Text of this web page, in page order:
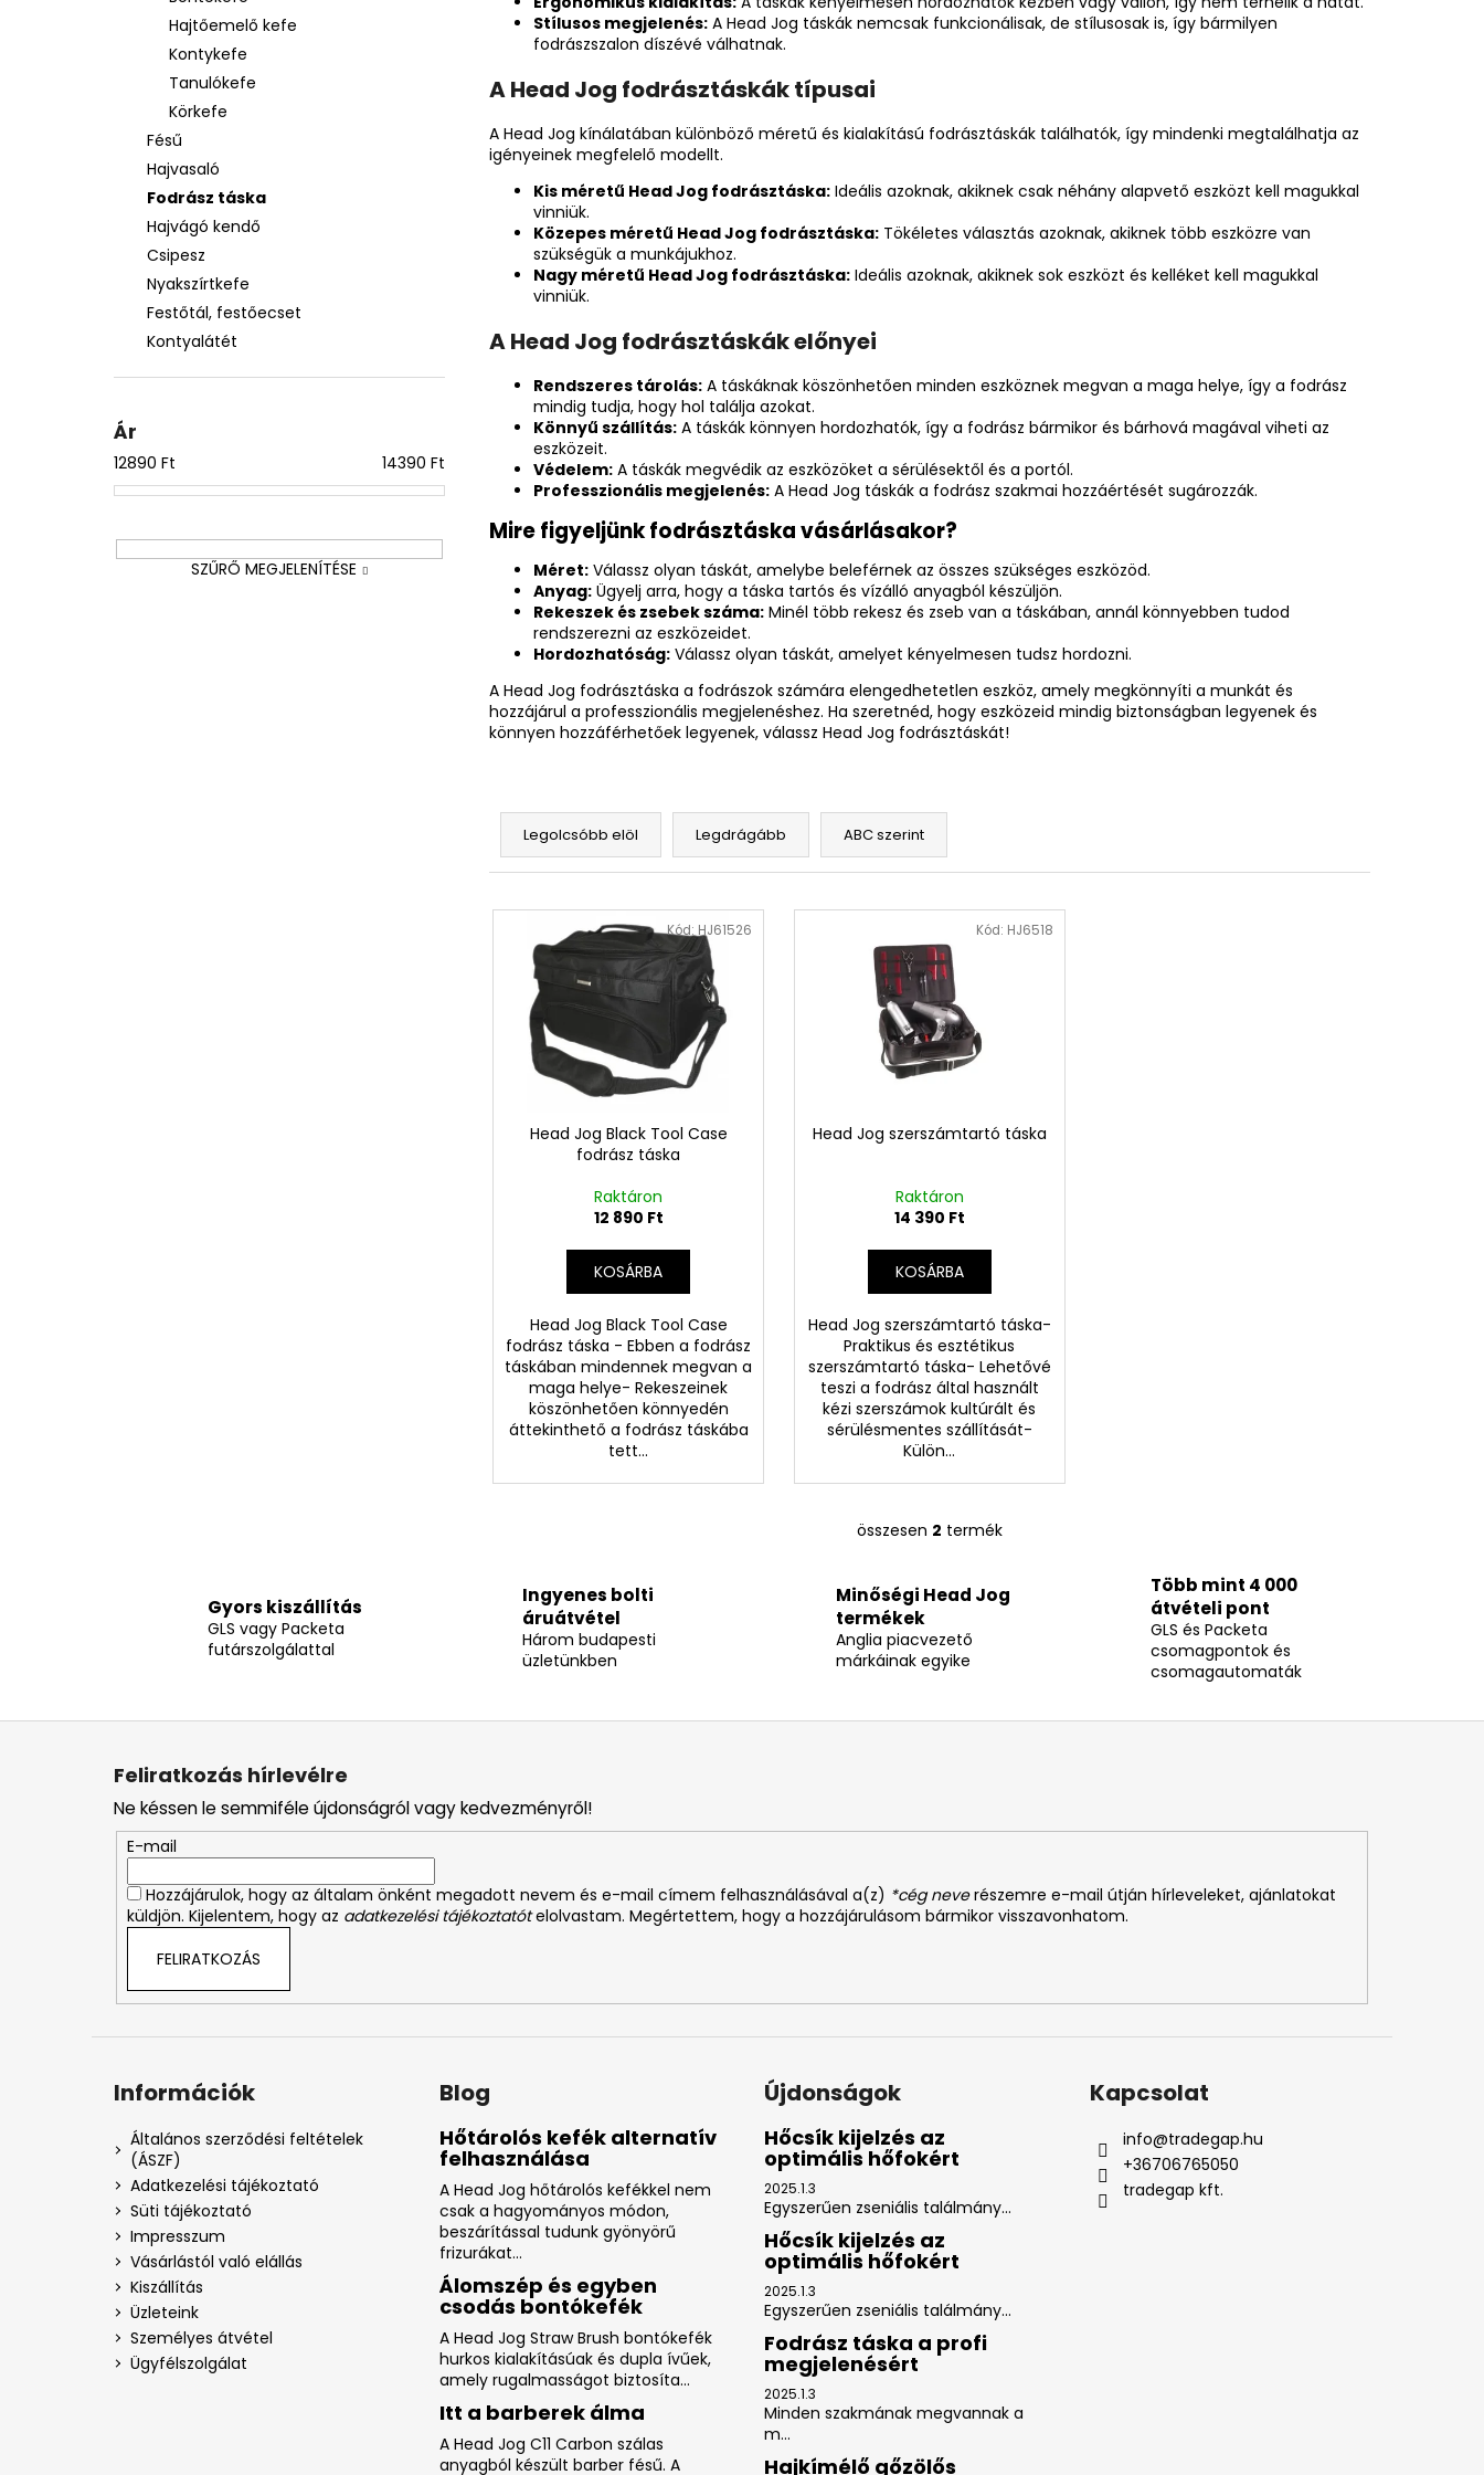
Hajtőemelő kefe
Kontykefe
Tanulókefe
Körkefe
Fésű
Hajvasaló
Fodrász táska
Hajvágó kendő
Csipesz
Nyakszírtkefe
Festőtál, festőecset
Kontyalátét
Ár
12890 Ft 14390 Ft
SZŰRŐ MEGJELENÍTÉSE
Stílusos megjelenés: A Head Jog táskák nemcsak funkcionálisak, de stílusosak is, így bármilyen
fodrászszalon díszévé válhatnak.
A Head Jog fodrásztáskák típusai
A Head Jog kínálatában különböző méretű és kialakítású fodrásztáskák találhatók, így mindenki megtalálhatja az
igényeinek megfelelő modellt.
Kis méretű Head Jog fodrásztáska: Ideális azoknak, akiknek csak néhány alapvető eszközt kell magukkal
vinniük.
Közepes méretű Head Jog fodrásztáska: Tökéletes választás azoknak, akiknek több eszközre van
szükségük a munkájukhoz.
Nagy méretű Head Jog fodrásztáska: Ideális azoknak, akiknek sok eszközt és kelléket kell magukkal
vinniük.
A Head Jog fodrásztáskák előnyei
Rendszeres tárolás: A táskáknak köszönhetően minden eszköznek megvan a maga helye, így a fodrász
mindig tudja, hogy hol találja azokat.
Könnyű szállítás: A táskák könnyen hordozhatók, így a fodrász bármikor és bárhová magával viheti az
eszközeit.
Védelem: A táskák megvédik az eszközöket a sérülésektől és a portól.
Professzionális megjelenés: A Head Jog táskák a fodrász szakmai hozzáértését sugározzák.
Mire figyeljünk fodrásztáska vásárlásakor?
Méret: Válassz olyan táskát, amelybe beleférnek az összes szükséges eszközöd.
Anyag: Ügyelj arra, hogy a táska tartós és vízálló anyagból készüljön.
Rekeszek és zsebek száma: Minél több rekesz és zseb van a táskában, annál könnyebben tudod
rendszerezni az eszközeidet.
Hordozhatóság: Válassz olyan táskát, amelyet kényelmesen tudsz hordozni.
A Head Jog fodrásztáska a fodrászok számára elengedhetetlen eszköz, amely megkönnyíti a munkát és
hozzájárul a professzionális megjelenéshez. Ha szeretnéd, hogy eszközeid mindig biztonságban legyenek és
könnyen hozzáférhetőek legyenek, válassz Head Jog fodrásztáskát!
T
r
Legolcsóbb elöl Legdrágább ABC szerint
T
Head Jog Black Tool Case
fodrász táska
Raktáron
12 890 Ft
KOSÁRBA
Head Jog Black Tool Case
fodrász táska - Ebben a fodrász
táskában mindennek megvan a
maga helye- Rekeszeinek
köszönhetően könnyedén
áttekinthető a fodrász táskába
tett...
Kód: HJ61526
Head Jog szerszámtartó táska
Raktáron
14 390 Ft
KOSÁRBA
Head Jog szerszámtartó táska-
Praktikus és esztétikus
szerszámtartó táska- Lehetővé
teszi a fodrász által használt
kézi szerszámok kultúrált és
sérülésmentes szállítását-
Külön...
Kód: HJ6518
L
s
a
i
á
l
e
i
összesen 2 termék
Gyors kiszállítás
GLS vagy Packeta
futárszolgálattal
Ingyenes bolti
áruátvétel
Három budapesti
üzletünkben
Minőségi Head Jog
termékek
Anglia piacvezető
márkáinak egyike
Több mint 4 000
átvételi pont
GLS és Packeta
csomagpontok és
csomagautomaták
L
Feliratkozás hírlevélre
Ne késsen le semmiféle újdonságról vagy kedvezményről!
E-mail
Hozzájárulok, hogy az általam önként megadott nevem és e-mail címem felhasználásával a(z) *cég neverészemre e-mail útján hírleveleket, ajánlatokat
küldjön. Kijelentem, hogy az adatkezelési tájékoztatót elolvastam. Megértettem, hogy a hozzájárulásom bármikor visszavonhatom.
FELIRATKOZÁS
Információk
Általános szerződési feltételek
(ÁSZF)
Adatkezelési tájékoztató
Süti tájékoztató
Impresszum
Vásárlástól való elállás
Kiszállítás
Üzleteink
Személyes átvétel
Ügyfélszolgálat
Blog
Hőtárolós kefék alternatív
felhasználása
A Head Jog hőtárolós kefékkel nem
csak a hagyományos módon,
beszárítással tudunk gyönyörű
frizurákat...
Álomszép és egyben
csodás bontókefék
A Head Jog Straw Brush bontókefék
hurkos kialakításúak és dupla ívűek,
amely rugalmasságot biztosíta...
Itt a barberek álma
A Head Jog C11 Carbon szálas
anyagból készült barber fésű. A
Újdonságok
Hőcsík kijelzés az
optimális hőfokért
2025.1.3
Egyszerűen zseniális találmány...
Hőcsík kijelzés az
optimális hőfokért
2025.1.3
Egyszerűen zseniális találmány...
Fodrász táska a profi
megjelenésért
2025.1.3
Minden szakmának megvannak a
m...
Hajkímélő gőzölős
Kapcsolat
info@tradegap.hu
+36706765050
tradegap kft.